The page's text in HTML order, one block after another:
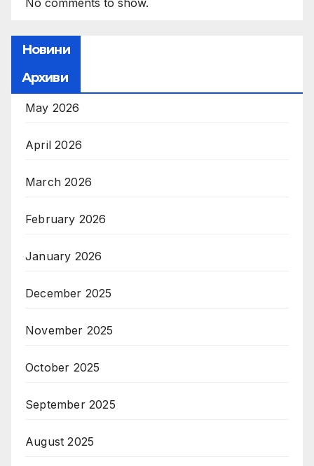
Новини
Архиви
May 2026
April 2026
March 2026
February 2026
January 2026
December 2025
November 2025
October 2025
September 2025
August 2025